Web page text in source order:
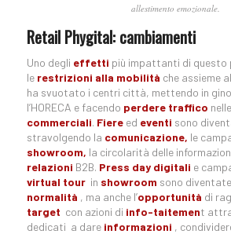
allestimento emozionale.
Retail Phygital: cambiamenti
Uno degli effetti più impattanti di questo
le restrizioni alla mobilità che assieme
ha svuotato i centri città, mettendo in
l’HORECA e facendo perdere traffico
commerciali. Fiereed eventi sono
stravolgendo la comunicazione, le
showroom, la circolarità delle
relazioni B2B. Press day digitali e
virtual tourin showroom sono
normalità , ma anche l’opportunità di
target con azioni di info-taitement
dedicati a dare informazioni ,